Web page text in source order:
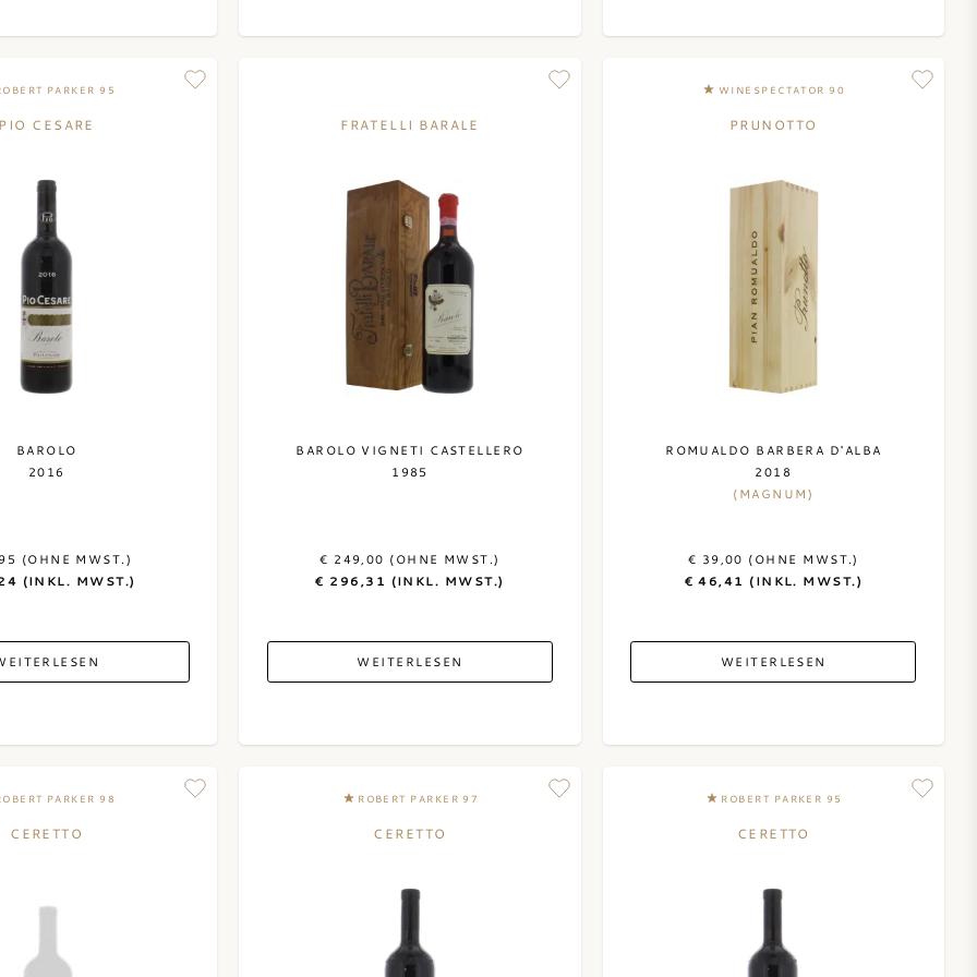
PARKER 95
PIO CESARE
BAROLO
2016
(OHNE MWST.)
(INKL. MWST.)
FRATELLI BARALE
BAROLO VIGNETI CASTELLERO
1985
€ 249,00 (OHNE MWST.)
€ 296,31 (INKL. MWST.)
WEITERLESEN
WINESPECTATOR 90
PRUNOTTO
ROMUALDO BARBERA D'ALBA
2018
(MAGNUM)
€ 39,00 (OHNE MWST.)
€ 46,41 (INKL. MWST.)
WEITERLESEN
PARKER 98
CERETTO
ROBERT PARKER 97
CERETTO
ROBERT PARKER 95
CERETTO